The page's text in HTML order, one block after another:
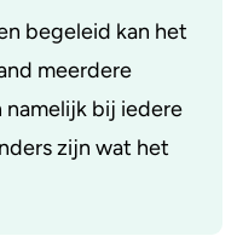
begeleid kan het
meerdere
bij iedere
zijn wat het